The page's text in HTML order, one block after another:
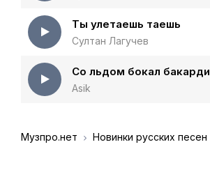
Ты улетаешь таешь
Султан Лагучев
Со льдом бокал бакарди
Asik
Музпро.нет Новинки русских песен